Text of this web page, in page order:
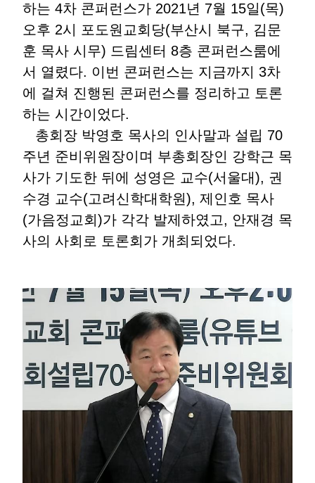
하는 4차 콘퍼런스가 2021년 7월 15일(목)
오후 2시 포도원교회당(부산시 북구, 김문
훈 목사 시무) 드림센터 8층 콘퍼런스룸에
서 열렸다. 이번 콘퍼런스는 지금까지 3차
에 걸쳐 진행된 콘퍼런스를 정리하고 토론
하는 시간이었다.
총회장 박영호 목사의 인사말과 설립 70
주년 준비위원장이며 부총회장인 강학근 목
사가 기도한 뒤에 성영은 교수(서울대), 권
수경 교수(고려신학대학원), 제인호 목사
(가음정교회)가 각각 발제하였고, 안재경 목
사의 사회로 토론회가 개최되었다.